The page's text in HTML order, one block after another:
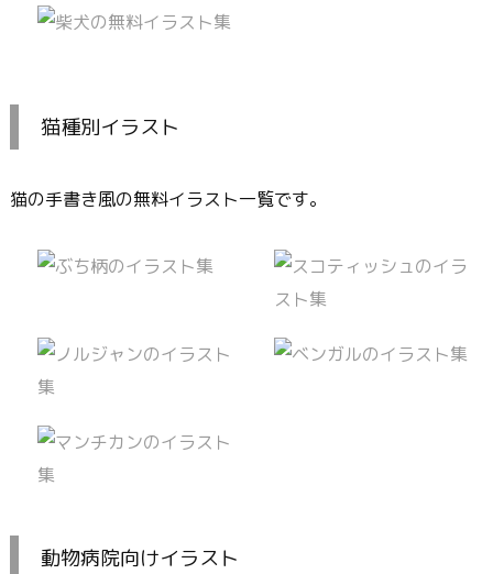
猫種別イラスト
猫の手書き風の無料イラスト一覧です。
動物病院向けイラスト